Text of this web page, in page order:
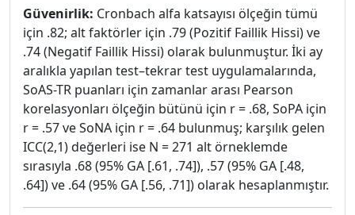
Güvenirlik: Cronbach alfa katsayısı ölçeğin tümü
için .82; alt faktörler için .79 (Pozitif Faillik Hissi) ve
.74 (Negatif Faillik Hissi) olarak bulunmuştur. İki ay
aralıkla yapılan test–tekrar test uygulamalarında,
SoAS-TR puanları için zamanlar arası Pearson
korelasyonları ölçeğin bütünü için r = .68, SoPA için
r = .57 ve SoNA için r = .64 bulunmuş; karşılık gelen
ICC(2,1) değerleri ise N = 271 alt örneklemde
sırasıyla .68 (95% GA [.61, .74]), .57 (95% GA [.48,
.64]) ve .64 (95% GA [.56, .71]) olarak hesaplanmıştır.